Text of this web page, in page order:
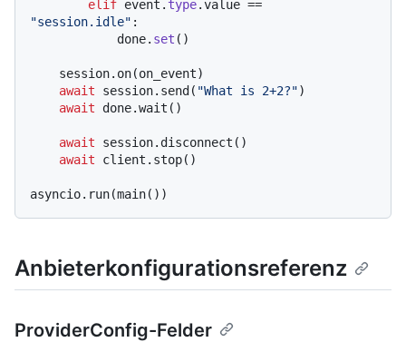
elif event. type
"session.idle" :
            done.
set ()
await session.send( "What is 2+2?")
await done.wait()
await session.disconnect()
await client.stop()
Anbieterkonfigurationsreferenz
ProviderConfig-Felder